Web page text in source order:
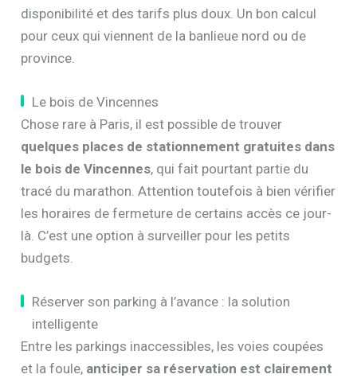
disponibilité et des tarifs plus doux. Un bon calcul
pour ceux qui viennent de la banlieue nord ou de
province.
Le bois de Vincennes
Chose rare à Paris, il est possible de trouver
quelques places de stationnement gratuites dans
le bois de Vincennes, qui fait pourtant partie du
tracé du marathon. Attention toutefois à bien vérifier
les horaires de fermeture de certains accès ce jour-
là. C’est une option à surveiller pour les petits
budgets.
Réserver son parking à l’avance : la solution
intelligente
Entre les parkings inaccessibles, les voies coupées
et la foule, anticiper sa réservation est clairement